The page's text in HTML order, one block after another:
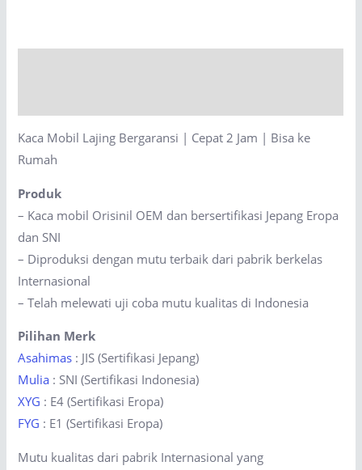
|
Bisa
ke
Rumah
quantity
Kaca Mobil Lajing Bergaransi | Cepat 2 Jam | Bisa ke
Rumah
Produk
– Kaca mobil Orisinil OEM dan bersertifikasi Jepang Eropa
dan SNI
– Diproduksi dengan mutu terbaik dari pabrik berkelas
Internasional
– Telah melewati uji coba mutu kualitas di Indonesia
Pilihan Merk
Asahimas : JIS (Sertifikasi Jepang)
Mulia : SNI (Sertifikasi Indonesia)
XYG : E4 (Sertifikasi Eropa)
FYG : E1 (Sertifikasi Eropa)
Mutu kualitas dari pabrik Internasional yang